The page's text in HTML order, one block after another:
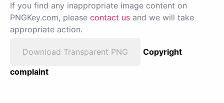
If you find any inappropriate image content on
PNGKey.com, please contact us and we will take
appropriate action.
Download Transparent PNG
Copyright
complaint